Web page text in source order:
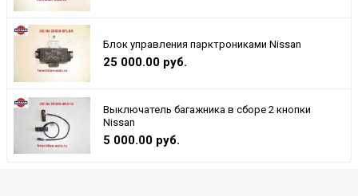
Блок управления парктрониками Nissan
25 000.00 руб.
Выключатель багажника в сборе 2 кнопки
Nissan
5 000.00 руб.